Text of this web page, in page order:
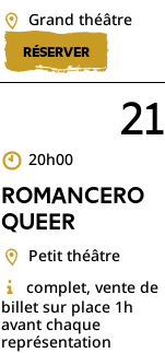
Grand théâtre
RÉSERVER
21
20h00
ROMANCERO
QUEER
Petit théâtre
complet, vente de
billet sur place 1h
avant chaque
représentation